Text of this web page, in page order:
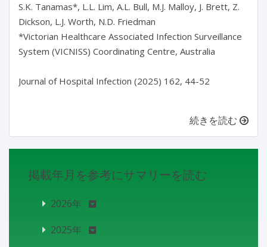
S.K. Tanamas*, L.L. Lim, A.L. Bull, M.J. Malloy, J. Brett, Z.
Dickson, L.J. Worth, N.D. Friedman
*Victorian Healthcare Associated Infection Surveillance
System (VICNISS) Coordinating Centre, Australia
Journal of Hospital Infection (2025) 162, 44-52
続きを読む
掲載年月を参考にサマリーを読む
2026年
2025年